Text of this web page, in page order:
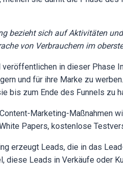
bezieht sich auf Aktivitäten
von Verbrauchern im
in dieser Phase
und für ihre Marke zu
bis zum Ende des Funnels zu
Marketing-Maßnahmen
Papers, kostenlose
erzeugt Leads, die in das
diese Leads in Verkäufe oder